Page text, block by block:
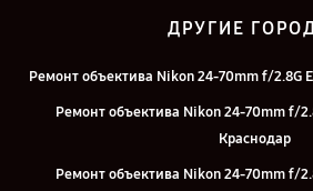
ДРУГИЕ
Ремонт объектива Nikon 24-70mm f/2.8G
Ремонт объектива Nikon 24-70mm f/
Краснодар
Ремонт объектива Nikon 24-70mm f/